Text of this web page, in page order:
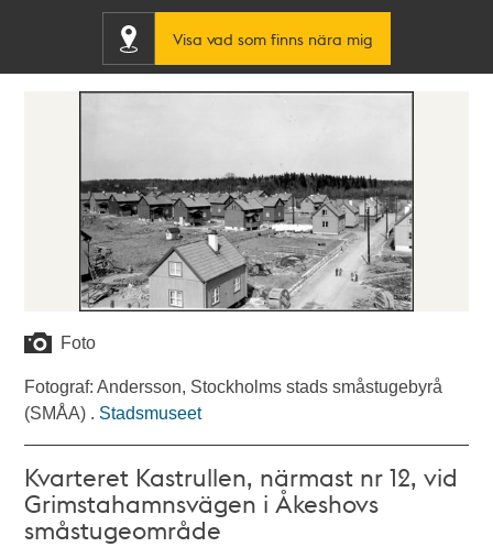
Visa vad som finns nära mig
Foto
Fotograf: Andersson, Stockholms stads småstugebyrå
(SMÅA) . Stadsmuseet
Kvarteret Kastrullen, närmast nr 12, vid
Grimstahamnsvägen i Åkeshovs
småstugeområde